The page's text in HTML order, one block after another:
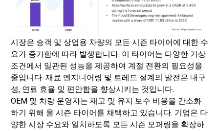
시장은 승객 및 상업용 차량의 모든 시즌 타이어에 대한 수
요가 증가함에 따라 발생합니다. 이 타이어는 다양한 기상
조건에서 일관된 성능을 제공하여 계절 전환의 필요성을
줄입니다. 재료 엔지니어링 및 트레드 설계의 발전은 내구
성, 연료 효율 및 편안함을 향상시키는 것입니다.
OEM 및 차량 운영자는 재고 및 유지 보수 비용을 간소화
하기 위해 올 시즌 타이어를 채택하고 있습니다. 기업은 다
양한 시장 수요와 일치하도록 모든 시즌 오퍼링을 확장하